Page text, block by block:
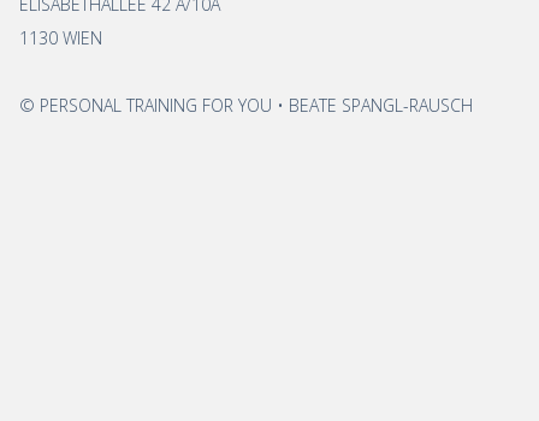
1130 WIEN
© PERSONAL TRAINING FOR YOU • BEATE SPANGL-RAUSCH